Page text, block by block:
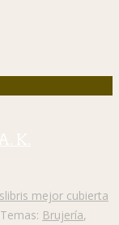
K.
mejor cubierta
Temas: Brujería,